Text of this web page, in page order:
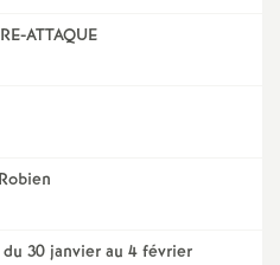
ATTAQUE
30 janvier au 4 février